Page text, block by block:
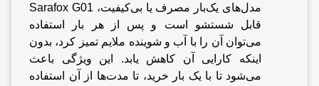
مدل‌های یک‌بار مصرف یا بی‌کیفیت، Sarafox G01
قابل شستشو است و پس از هر بار استفاده
می‌توان آن را با آب و شوینده ملایم تمیز کرد، بدون
اینکه کارایی آن کاهش یابد. این ویژگی باعث
می‌شود تا با یک بار خرید، تا مدت‌ها از آن استفاده